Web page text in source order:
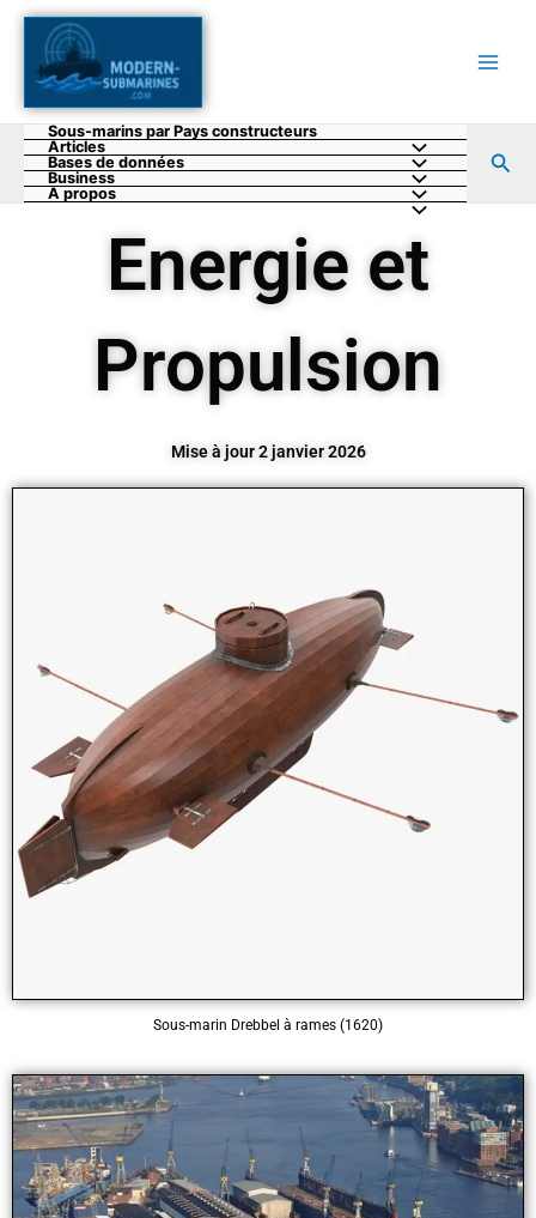
Aller
contenu
Sous-marins par Pays constructeurs
Articles
Bases de données
Business
A propos
Energie et
Propulsion
Mise à jour 2 janvier 2026
Sous-marin Drebbel à rames (1620)